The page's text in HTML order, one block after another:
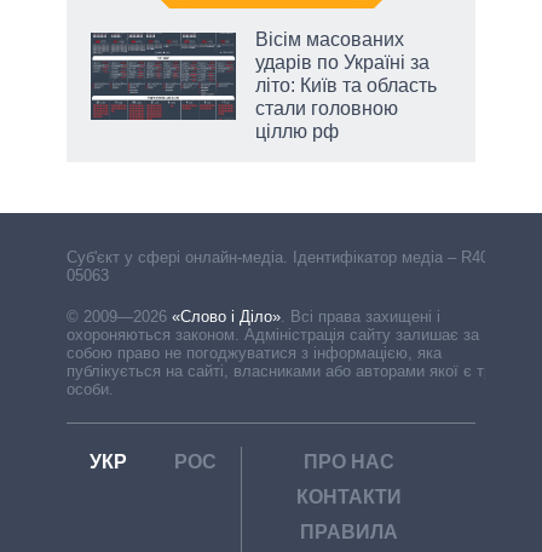
Вісім масованих
ударів по Україні за
літо: Київ та область
стали головною
ціллю рф
Cуб'єкт у сфері онлайн-медіа. Ідентифікатор медіа – R40-
05063
© 2009—2026 «Слово і Діло». Всі права захищені і
охороняються законом. Адміністрація сайту залишає за
собою право не погоджуватися з інформацією, яка
публікується на сайті, власниками або авторами якої є треті
особи.
УКР РОС
ПРО НАС
КОНТАКТИ
ПРАВИЛА